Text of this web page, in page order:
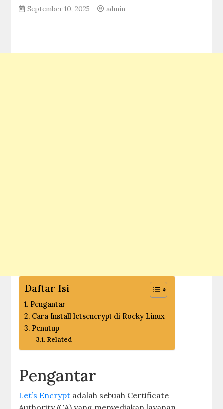
September 10, 2025 admin
Daftar Isi
Pengantar
Cara Install letsencrypt di Rocky Linux
Penutup
Related
Pengantar
Let’s Encrypt adalah sebuah Certificate
Authority (CA) yang menyediakan layanan